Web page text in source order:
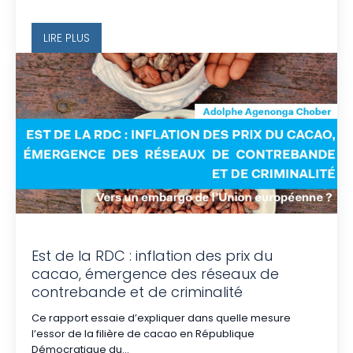
LIRE PLUS
Est de la RDC : inflation des prix du
cacao, émergence des réseaux de
contrebande et de criminalité
Ce rapport essaie d’expliquer dans quelle mesure
l’essor de la filière de cacao en République
Démocratique du...